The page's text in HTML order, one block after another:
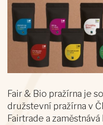
Fair & Bio pražírna je
družstevní pražírna v
Fairtrade a